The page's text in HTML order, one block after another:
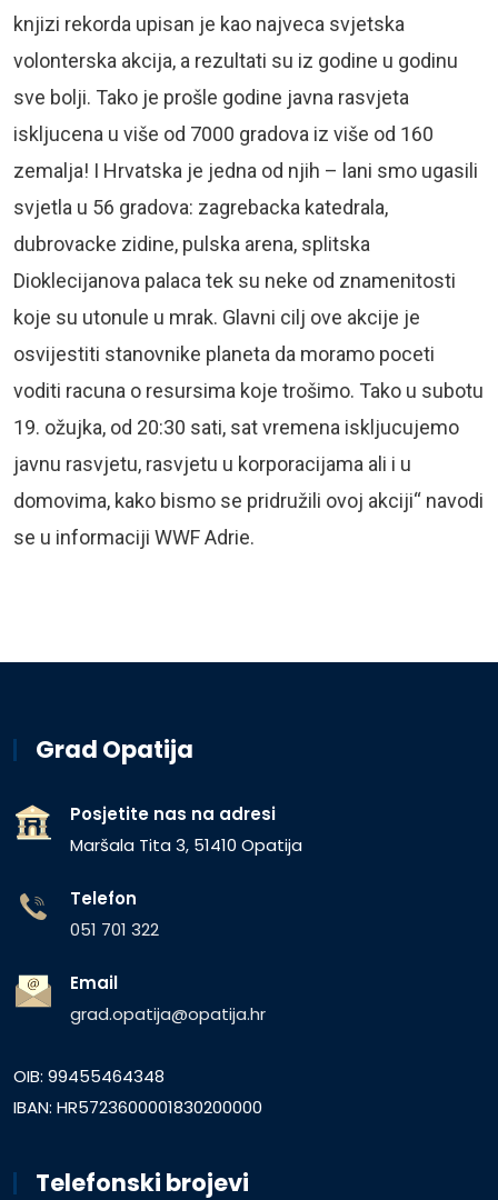
knjizi rekorda upisan je kao najveca svjetska
volonterska akcija, a rezultati su iz godine u godinu
sve bolji. Tako je prošle godine javna rasvjeta
iskljucena u više od 7000 gradova iz više od 160
zemalja! I Hrvatska je jedna od njih – lani smo ugasili
svjetla u 56 gradova: zagrebacka katedrala,
dubrovacke zidine, pulska arena, splitska
Dioklecijanova palaca tek su neke od znamenitosti
koje su utonule u mrak. Glavni cilj ove akcije je
osvijestiti stanovnike planeta da moramo poceti
voditi racuna o resursima koje trošimo. Tako u subotu
19. ožujka, od 20:30 sati, sat vremena iskljucujemo
javnu rasvjetu, rasvjetu u korporacijama ali i u
domovima, kako bismo se pridružili ovoj akciji“ navodi
se u informaciji WWF Adrie.
Grad Opatija
Posjetite nas na adresi
Maršala Tita 3, 51410 Opatija
Telefon
051 701 322
Email
grad.opatija@opatija.hr
OIB: 99455464348
IBAN: HR5723600001830200000
Telefonski brojevi